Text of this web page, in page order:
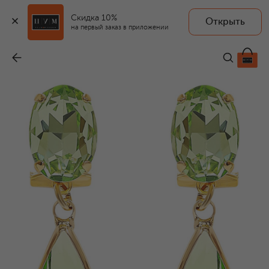
Скидка 10%
на первый заказ в приложении
Открыть